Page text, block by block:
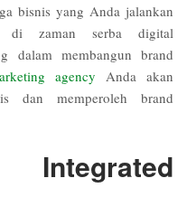
bisnis yang Anda jalankan
di zaman serba digital
dalam membangun brand
agency
Anda akan
dan memperoleh brand